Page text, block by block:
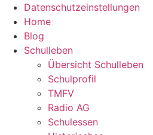
Datenschutzeinstellungen
Home
Blog
Schulleben
Übersicht Schulleben
Schulprofil
TMFV
Radio AG
Schulessen